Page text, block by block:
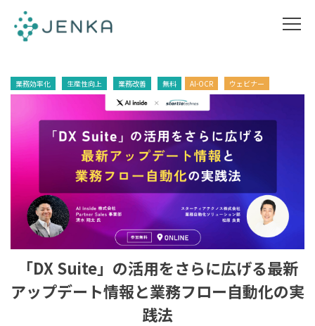
業務効率化 生産性向上 業務改善 無料 AI-OCR ウェビナー
「DX Suite」の活用をさらに広げる最新
アップデート情報と業務フロー自動化の実
践法